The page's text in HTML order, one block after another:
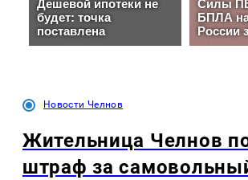
Новости Челнов
Жительница Челнов
штраф за